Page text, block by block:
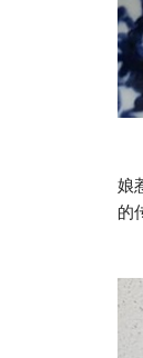
娘
的